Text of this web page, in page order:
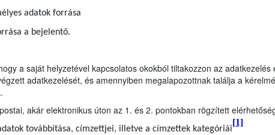
adatok forrása
a bejelentő.
a saját helyzetével kapcsolatos okokból tiltakozzon az
adatkezelését, és amennyiben megalapozottnak találja a
akár elektronikus úton az 1. és 2. pontokban rögzített
továbbítása, címzettjei, illetve a címzettek kategóriái
[1]